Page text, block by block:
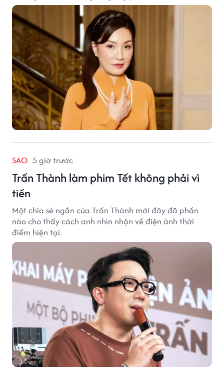
SAO 5 giờ trước
Trấn Thành làm phim Tết không phải vì
tiền
Một chia sẻ ngắn của Trấn Thành mới đây đã phần
nào cho thấy cách anh nhìn nhận về điện ảnh thời
điểm hiện tại.